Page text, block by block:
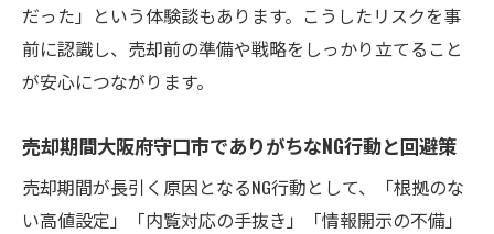
だった」という体験談もあります。こうしたリスクを事
前に認識し、売却前の準備や戦略をしっかり立てること
が安心につながります。
売却期間大阪府守口市でありがちなNG行動と回避策
売却期間が長引く原因となるNG行動として、「根拠のな
い高値設定」「内覧対応の手抜き」「情報開示の不備」